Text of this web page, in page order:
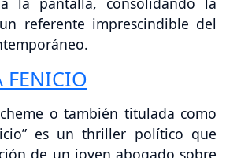
referente imprescindible del
FENICIO
o también titulada como
es un thriller político que
de un joven abogado sobre